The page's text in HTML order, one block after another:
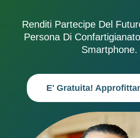
Renditi Partecipe Del
Persona Di
Smartphone.
E' Gratuita!